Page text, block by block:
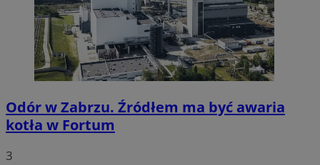
Odór w Zabrzu. Źródłem ma być awaria
kotła w Fortum
3